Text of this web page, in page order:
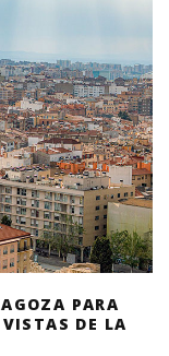
PARA
DE LA